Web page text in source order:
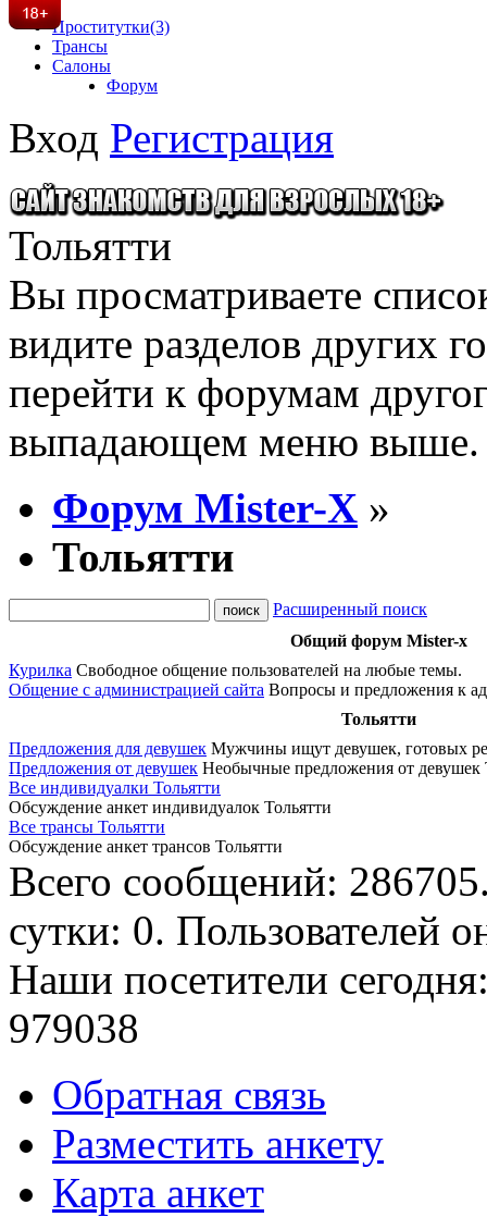
Проститутки(3)
Трансы
Салоны
Форум
Вход Регистрация
Тольятти
Вы просматриваете
видите разделов других
перейти к форумам
выпадающем меню выше.
Форум Mister-X »
Тольятти
Расширенный поиск
Общий форум Mister-x
Курилка Свободное общение пользователей на любые темы.
Общение с администрацией сайта Вопросы и предложения к
Тольятти
Предложения для девушек Мужчины ищут девушек, готовых
Предложения от девушек Необычные предложения от девушек
Все индивидуалки Тольятти
Обсуждение анкет индивидуалок Тольятти
Все трансы Тольятти
Обсуждение анкет трансов Тольятти
Всего сообщений:
сутки: 0. Пользователей
Наши посетители
979038
Обратная связь
Разместить анкету
Карта анкет